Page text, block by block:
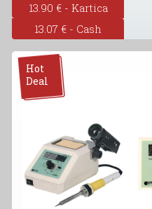
13.90 € - Kartica
13.07 € - Cash
Hot
Deal